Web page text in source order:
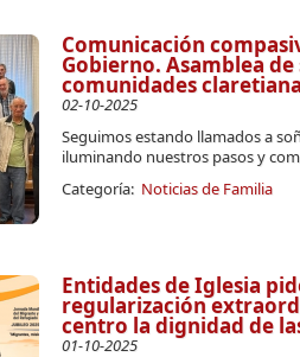
Comunicación
Gobierno. Asamblea
comunidades
02-10-2025
Seguimos estando llamados a
iluminando nuestros pasos y
Categoría: Noticias de Familia
Entidades de Iglesia
regularización
centro la dignidad de
01-10-2025